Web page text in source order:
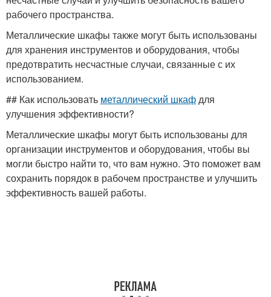
рабочего пространства.
Металлические шкафы также могут быть использованы
для хранения инструментов и оборудования, чтобы
предотвратить несчастные случаи, связанные с их
использованием.
## Как использовать металлический шкафдля
улучшения эффективности?
Металлические шкафы могут быть использованы для
организации инструментов и оборудования, чтобы вы
могли быстро найти то, что вам нужно. Это поможет вам
сохранить порядок в рабочем пространстве и улучшить
эффективность вашей работы.